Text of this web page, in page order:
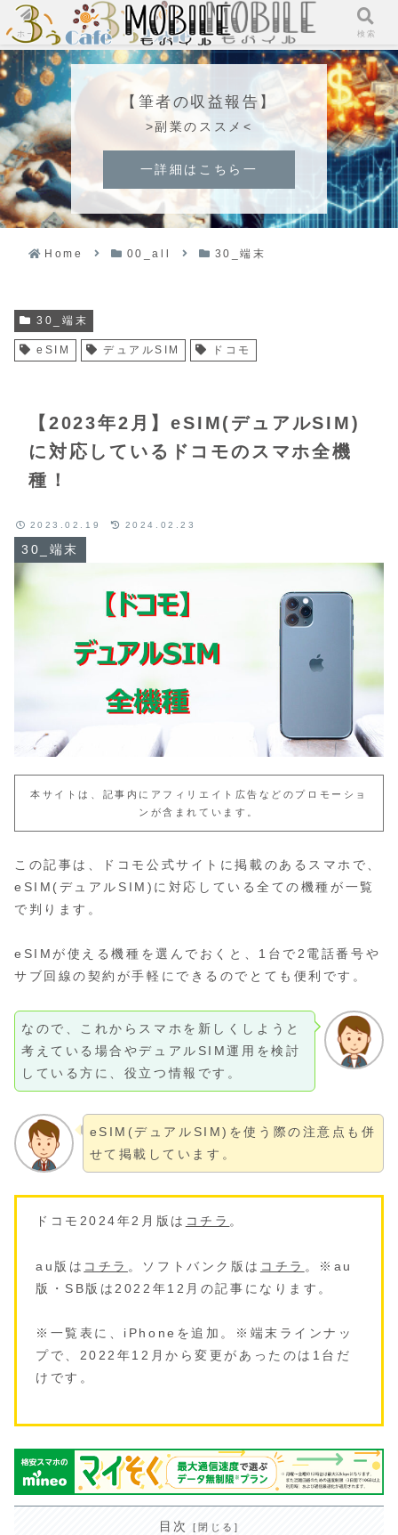
【筆者の収益報告】
>副業のススメ<
一詳細はこちら一
Home 00_all 30_端末
【2023年2月】eSIM(デュアルSIM)
に対応しているドコモのスマホ全機
種！
30_端末
2023.02.19 2024.02.23
30_端末
eSIM デュアルSIM ドコモ
本サイトは、記事内にアフィリエイト広告などのプロモーショ
ンが含まれています。
この記事は、ドコモ公式サイトに掲載のあるスマホで、
eSIM(デュアルSIM)に対応している全ての機種が一覧
で判ります。
eSIMが使える機種を選んでおくと、1台で2電話番号や
サブ回線の契約が手軽にできるのでとても便利です。
なので、これからスマホを新しくしようと
考えている場合やデュアルSIM運用を検討
している方に、役立つ情報です。
eSIM(デュアルSIM)を使う際の注意点も併
せて掲載しています。
ドコモ2024年2月版は コチラ 。
au版は コチラ 。ソフトバンク版は コチラ 。※au
版・SB版は2022年12月の記事になります。
※一覧表に、iPhoneを追加。※端末ラインナッ
プで、2022年12月から変更があったのは1台だ
けです。
目次
ホーム 検索